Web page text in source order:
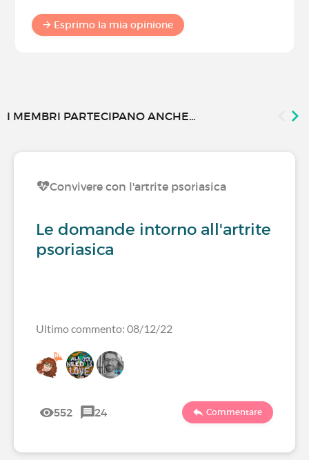
Esprimo la mia opinione
I MEMBRI PARTECIPANO ANCHE...
Convivere con l'artrite psoriasica
Le domande intorno all'artrite
psoriasica
Ultimo commento: 08/12/22
552 24 Commentare